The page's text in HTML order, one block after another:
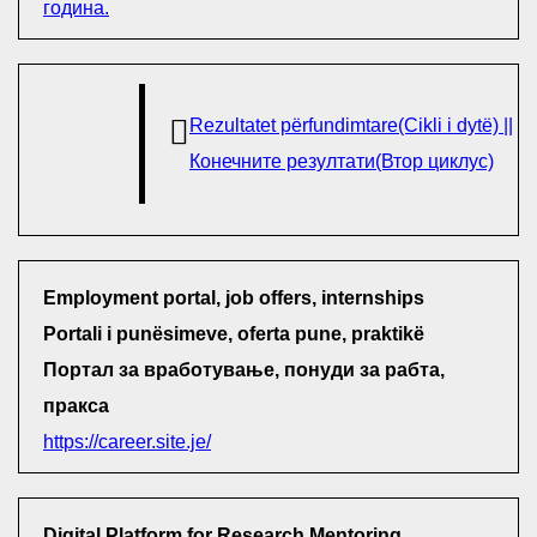
година.
Rezultatet përfundimtare(Cikli i dytë) ||
Конечните резултати(Втор циклус)
Employment portal, job offers, internships
Portali i punësimeve, oferta pune, praktikë
Портал за вработување, понуди за рабта,
пракса
https://career.site.je/